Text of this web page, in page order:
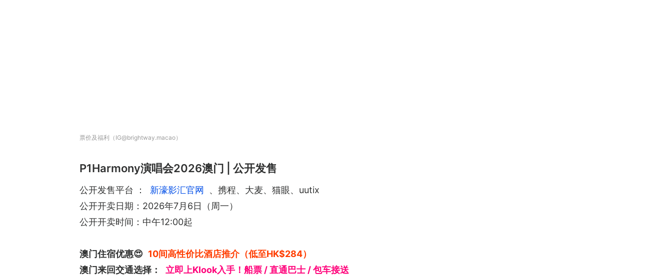
票价及福利（IG@brightway.macao）
P1Harmony演唱会2026澳门 | 公开发售
公开发售平台 ： 新濠影汇官网
、携程、大麦、猫眼、uutix
公开开卖日期：2026年7月6日（周一）
公开开卖时间：中午12:00起
澳门住宿优惠😍 10间高性价比酒店推介（低至HK$284）
澳门来回交通选择：
立即上Klook入手！船票 / 直通巴士 / 包车接送